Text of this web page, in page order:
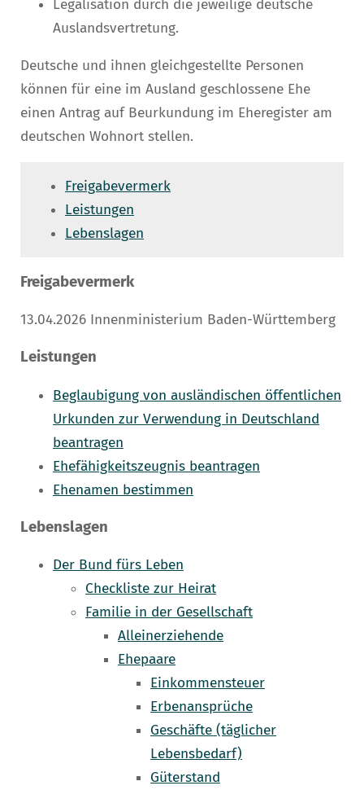
Legalisation durch die jeweilige deutsche
Auslandsvertretung.
Deutsche und ihnen gleichgestellte Personen
können für eine im Ausland geschlossene Ehe
einen Antrag auf Beurkundung im Eheregister am
deutschen Wohnort stellen.
Freigabevermerk
Leistungen
Lebenslagen
Freigabevermerk
13.04.2026 Innenministerium Baden-Württemberg
Leistungen
Beglaubigung von ausländischen öffentlichen
Urkunden zur Verwendung in Deutschland
beantragen
Ehefähigkeitszeugnis beantragen
Ehenamen bestimmen
Lebenslagen
Der Bund fürs Leben
Checkliste zur Heirat
Familie in der Gesellschaft
Alleinerziehende
Ehepaare
Einkommensteuer
Erbenansprüche
Geschäfte (täglicher
Lebensbedarf)
Güterstand